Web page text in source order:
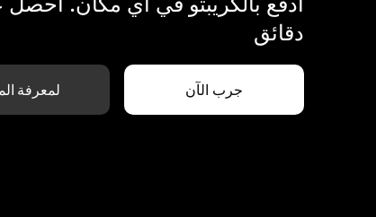
دقائق
جرب الآن لمعرفة